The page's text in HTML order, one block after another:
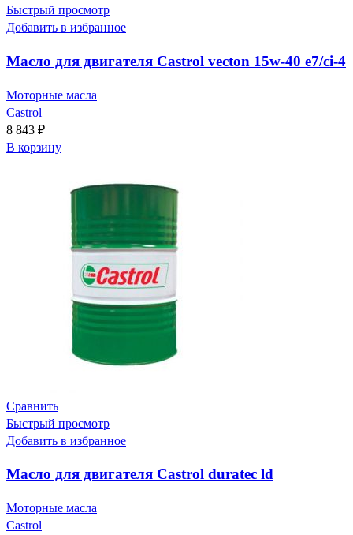
Быстрый просмотр
Добавить в избранное
Масло для двигателя Castrol vecton 15w-40 e7/ci-4
Моторные масла
Castrol
8 843 ₽
В корзину
Сравнить
Быстрый просмотр
Добавить в избранное
Масло для двигателя Castrol duratec ld
Моторные масла
Castrol